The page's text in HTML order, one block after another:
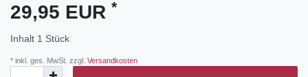
29,95 EUR *
Inhalt 1 Stück
* inkl. ges. MwSt. zzgl. Versandkosten